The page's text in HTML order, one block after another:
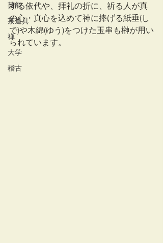
芸能
茶道具
禅
大学
稽古
する依代や、拝礼の折に、祈る人が真
の心・真心を込めて神に捧げる紙垂(し
で)や木綿(ゆう)をつけた玉串も榊が用い
られています。